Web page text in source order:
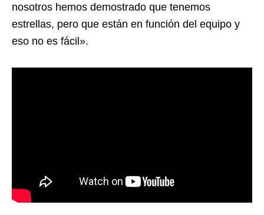
nosotros hemos demostrado que tenemos
estrellas, pero que están en función del equipo y
eso no es fácil».